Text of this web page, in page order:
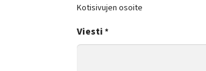
Kotisivujen osoite
Viesti *